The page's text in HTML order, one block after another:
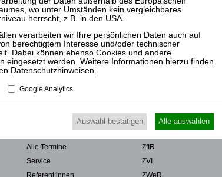
NUTZUNGSBESTIMMUNGEN/AGB
VERTRAG WIDERRUFEN
Alle Termine
Service
Referent:innen
ZRI
ZfIR
ZVI
ZWeR
Datenschutzhinweisen.
Google Analytics
Auswahl bestätigen Alle auswählen